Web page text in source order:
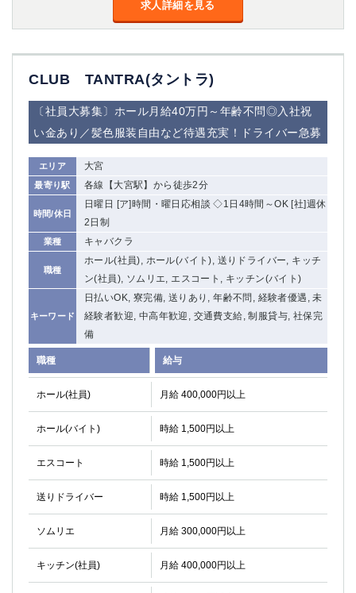
求人詳細を見る
CLUB TANTRA(タントラ)
〔社員大募集〕ホール月給40万円～年齢不問◎入社祝
い金あり／髪色服装自由など待遇充実！ドライバー急募
エリア 大宮
最寄り駅 各線【大宮駅】から徒歩2分
時間/休日
日曜日 [ア]時間・曜日応相談 ◇1日4時間～OK [社]週休
2日制
業種 キャバクラ
職種
ホール(社員), ホール(バイト), 送りドライバー, キッチ
ン(社員), ソムリエ, エスコート, キッチン(バイト)
キーワード
日払いOK, 寮完備, 送りあり, 年齢不問, 経験者優遇, 未
経験者歓迎, 中高年歓迎, 交通費支給, 制服貸与, 社保完
備
職種 給与
ホール(社員) 月給 400,000円以上
ホール(バイト) 時給 1,500円以上
エスコート 時給 1,500円以上
送りドライバー 時給 1,500円以上
ソムリエ 月給 300,000円以上
キッチン(社員) 月給 400,000円以上